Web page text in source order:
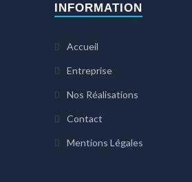
INFORMATION
Accueil
Entreprise
Nos Réalisations
Contact
Mentions Légales